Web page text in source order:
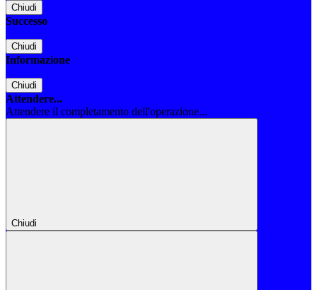
Chiudi
Successo
Chiudi
Informazione
Chiudi
Attendere...
Attendere il completamento dell'operazione...
Chiudi